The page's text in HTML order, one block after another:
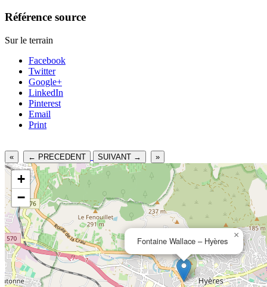
Référence source
Sur le terrain
Facebook
Twitter
Google+
LinkedIn
Pinterest
Email
Print
« ← PRECEDENT SUIVANT → »
Fontaine Wallace – Hyères
×
+
−